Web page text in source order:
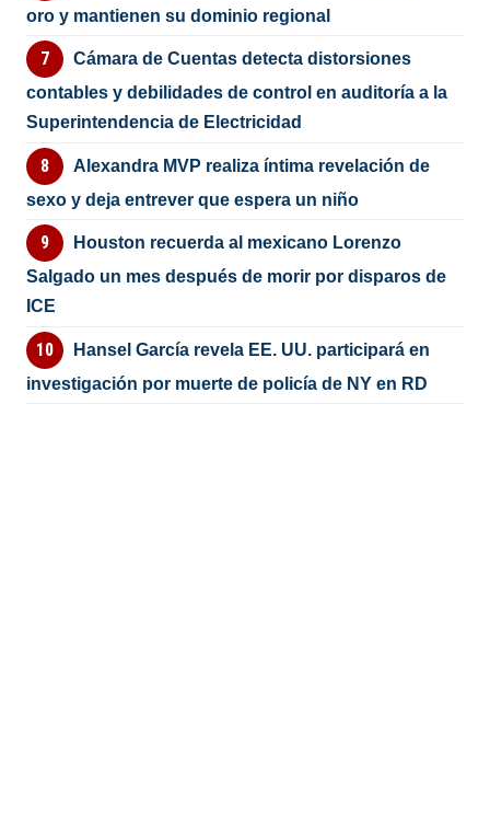
oro y mantienen su dominio regional
Cámara de Cuentas detecta distorsiones
contables y debilidades de control en auditoría a la
Superintendencia de Electricidad
Alexandra MVP realiza íntima revelación de
sexo y deja entrever que espera un niño
Houston recuerda al mexicano Lorenzo
Salgado un mes después de morir por disparos de
ICE
Hansel García revela EE. UU. participará en
investigación por muerte de policía de NY en RD